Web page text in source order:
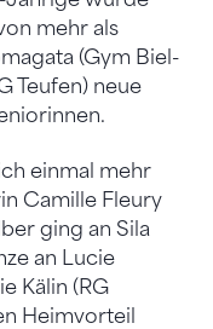
mehr als
(Gym Biel-
Teufen) neue
einmal mehr
Camille Fleury
ging an Sila
an Lucie
Kälin (RG
Heimvorteil